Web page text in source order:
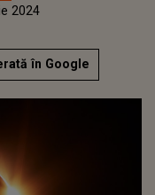
2024
în Google